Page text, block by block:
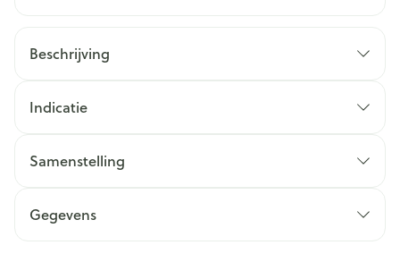
Beschrijving
Indicatie
Samenstelling
Gegevens